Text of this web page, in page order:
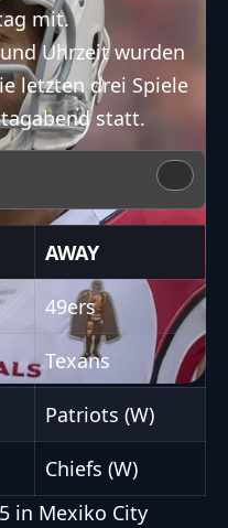
mit.
Uhrzeit wurden
letzten drei Spiele
statt.
AWAY
49ers
Texans
Patriots (W)
Chiefs (W)
in Mexiko City